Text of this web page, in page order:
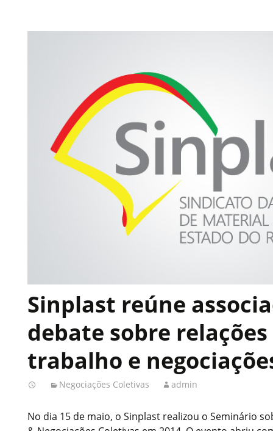
Sinplast reúne
debate sobre
trabalho e
Negociações Coletivas admin
No dia 15 de maio, o Sinplast realizou o Seminário